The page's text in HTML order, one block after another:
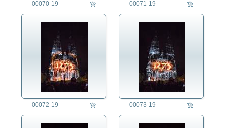
00070-19 00071-19
00072-19 00073-19